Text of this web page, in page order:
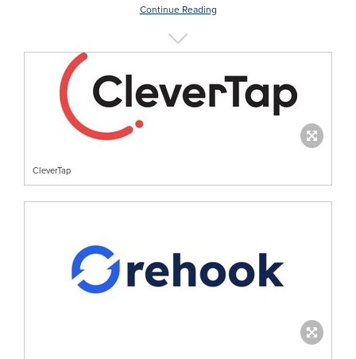
Continue Reading
CleverTap